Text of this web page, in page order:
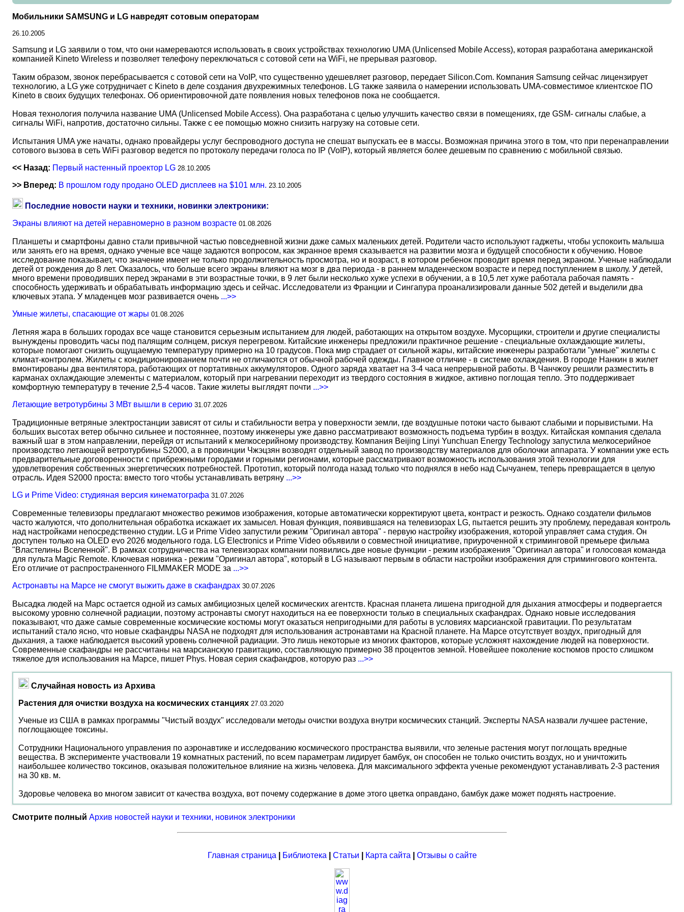
Мобильники SAMSUNG и LG навредят сотовым операторам
26.10.2005
Samsung и LG заявили о том, что они намереваются использовать в своих устройствах технологию UMA (Unlicensed Mobile Access), которая разработана американской
компанией Kineto Wireless и позволяет телефону переключаться с сотовой сети на WiFi, не прерывая разговор.
Таким образом, звонок перебрасывается с сотовой сети на VoIP, что существенно удешевляет разговор, передает Silicon.Com. Компания Samsung сейчас лицензирует
технологию, а LG уже сотрудничает с Kineto в деле создания двухрежимных телефонов. LG также заявила о намерении использовать UMA-совместимое клиентское ПО
Kineto в своих будущих телефонах. Об ориентировочной дате появления новых телефонов пока не сообщается.
Новая технология получила название UMA (Unlicensed Mobile Access). Она разработана с целью улучшить качество связи в помещениях, где GSM- сигналы слабые, а
сигналы WiFi, напротив, достаточно сильны. Также с ее помощью можно снизить нагрузку на сотовые сети.
Испытания UMA уже начаты, однако провайдеры услуг беспроводного доступа не спешат выпускать ее в массы. Возможная причина этого в том, что при перенаправлении
сотового вызова в сеть WiFi разговор ведется по протоколу передачи голоса по IP (VoIP), который является более дешевым по сравнению с мобильной связью.
<< Назад: Первый настенный проектор LG 28.10.2005
>> Вперед: В прошлом году продано OLED дисплеев на $101 млн. 23.10.2005
Последние новости науки и техники, новинки электроники:
Экраны влияют на детей неравномерно в разном возрасте 01.08.2026
Планшеты и смартфоны давно стали привычной частью повседневной жизни даже самых маленьких детей. Родители часто используют гаджеты, чтобы успокоить малыша
или занять его на время, однако ученые все чаще задаются вопросом, как экранное время сказывается на развитии мозга и будущей способности к обучению. Новое
исследование показывает, что значение имеет не только продолжительность просмотра, но и возраст, в котором ребенок проводит время перед экраном. Ученые наблюдали
детей от рождения до 8 лет. Оказалось, что больше всего экраны влияют на мозг в два периода - в раннем младенческом возрасте и перед поступлением в школу. У детей,
много времени проводивших перед экранами в эти возрастные точки, в 9 лет были несколько хуже успехи в обучении, а в 10,5 лет хуже работала рабочая память -
способность удерживать и обрабатывать информацию здесь и сейчас. Исследователи из Франции и Сингапура проанализировали данные 502 детей и выделили два
ключевых этапа. У младенцев мозг развивается очень ...>>
Умные жилеты, спасающие от жары 01.08.2026
Летняя жара в больших городах все чаще становится серьезным испытанием для людей, работающих на открытом воздухе. Мусорщики, строители и другие специалисты
вынуждены проводить часы под палящим солнцем, рискуя перегревом. Китайские инженеры предложили практичное решение - специальные охлаждающие жилеты,
которые помогают снизить ощущаемую температуру примерно на 10 градусов. Пока мир страдает от сильной жары, китайские инженеры разработали "умные" жилеты с
климат-контролем. Жилеты с кондиционированием почти не отличаются от обычной рабочей одежды. Главное отличие - в системе охлаждения. В городе Нанкин в жилет
вмонтированы два вентилятора, работающих от портативных аккумуляторов. Одного заряда хватает на 3-4 часа непрерывной работы. В Чанчжоу решили разместить в
карманах охлаждающие элементы с материалом, который при нагревании переходит из твердого состояния в жидкое, активно поглощая тепло. Это поддерживает
комфортную температуру в течение 2,5-4 часов. Такие жилеты выглядят почти ...>>
Летающие ветротурбины 3 МВт вышли в серию 31.07.2026
Традиционные ветряные электростанции зависят от силы и стабильности ветра у поверхности земли, где воздушные потоки часто бывают слабыми и порывистыми. На
больших высотах ветер обычно сильнее и постояннее, поэтому инженеры уже давно рассматривают возможность подъема турбин в воздух. Китайская компания сделала
важный шаг в этом направлении, перейдя от испытаний к мелкосерийному производству. Компания Beijing Linyi Yunchuan Energy Technology запустила мелкосерийное
производство летающей ветротурбины S2000, а в провинции Чжэцзян возводят отдельный завод по производству материалов для оболочки аппарата. У компании уже есть
предварительные договоренности с прибрежными городами и горными регионами, которые рассматривают возможность использования этой технологии для
удовлетворения собственных энергетических потребностей. Прототип, который полгода назад только что поднялся в небо над Сычуанем, теперь превращается в целую
отрасль. Идея S2000 проста: вместо того чтобы устанавливать ветряну ...>>
LG и Prime Video: студияная версия кинематографа 31.07.2026
Современные телевизоры предлагают множество режимов изображения, которые автоматически корректируют цвета, контраст и резкость. Однако создатели фильмов
часто жалуются, что дополнительная обработка искажает их замысел. Новая функция, появившаяся на телевизорах LG, пытается решить эту проблему, передавая контроль
над настройками непосредственно студии. LG и Prime Video запустили режим "Оригинал автора" - первую настройку изображения, которой управляет сама студия. Он
доступен только на OLED evo 2026 модельного года. LG Electronics и Prime Video объявили о совместной инициативе, приуроченной к стриминговой премьере фильма
"Властелины Вселенной". В рамках сотрудничества на телевизорах компании появились две новые функции - режим изображения "Оригинал автора" и голосовая команда
для пульта Magic Remote. Ключевая новинка - режим "Оригинал автора", который в LG называют первым в области настройки изображения для стримингового контента.
Его отличие от распространенного FILMMAKER MODE за ...>>
Астронавты на Марсе не смогут выжить даже в скафандрах 30.07.2026
Высадка людей на Марс остается одной из самых амбициозных целей космических агентств. Красная планета лишена пригодной для дыхания атмосферы и подвергается
высокому уровню солнечной радиации, поэтому астронавты смогут находиться на ее поверхности только в специальных скафандрах. Однако новые исследования
показывают, что даже самые современные космические костюмы могут оказаться непригодными для работы в условиях марсианской гравитации. По результатам
испытаний стало ясно, что новые скафандры NASA не подходят для использования астронавтами на Красной планете. На Марсе отсутствует воздух, пригодный для
дыхания, а также наблюдается высокий уровень солнечной радиации. Это лишь некоторые из многих факторов, которые усложнят нахождение людей на поверхности.
Современные скафандры не рассчитаны на марсианскую гравитацию, составляющую примерно 38 процентов земной. Новейшее поколение костюмов просто слишком
тяжелое для использования на Марсе, пишет Phys. Новая серия скафандров, которую раз ...>>
Случайная новость из Архива
Растения для очистки воздуха на космических станциях 27.03.2020
Ученые из США в рамках программы "Чистый воздух" исследовали методы очистки воздуха внутри космических станций. Эксперты NASA назвали лучшее растение,
поглощающее токсины.
Сотрудники Национального управления по аэронавтике и исследованию космического пространства выявили, что зеленые растения могут поглощать вредные
вещества. В эксперименте участвовали 19 комнатных растений, по всем параметрам лидирует бамбук, он способен не только очистить воздух, но и уничтожить
наибольшее количество токсинов, оказывая положительное влияние на жизнь человека. Для максимального эффекта ученые рекомендуют устанавливать 2-3 растения
на 30 кв. м.
Здоровье человека во многом зависит от качества воздуха, вот почему содержание в доме этого цветка оправдано, бамбук даже может поднять настроение.
Смотрите полный Архив новостей науки и техники, новинок электроники
Главная страница Библиотека Статьи Карта сайта Отзывы о сайте